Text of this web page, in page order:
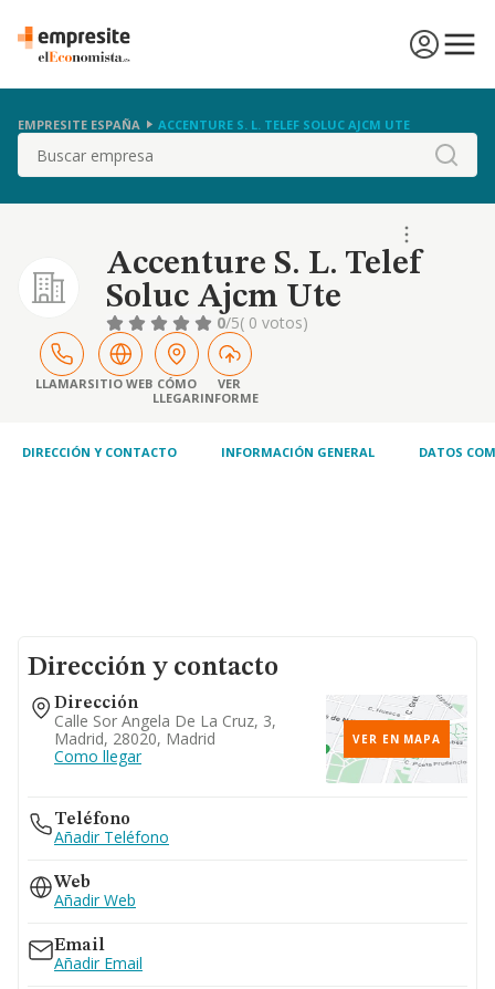
EMPRESITE ESPAÑA ACCENTURE S. L. TELEF SOLUC AJCM UTE
Buscar
Accenture S. L. Telef
Soluc Ajcm Ute
0/5( 0 votos)
LLAMARSITIO WEB CÓMO
LLEGAR
VER
INFORME
DIRECCIÓN Y CONTACTO INFORMACIÓN GENERAL DATOS
Dirección y contacto
Dirección
Calle Sor Angela De La Cruz, 3,
Madrid, 28020, Madrid
Como llegar
VER EN MAPA
Teléfono
Añadir Teléfono
Web
Añadir Web
Email
Añadir Email